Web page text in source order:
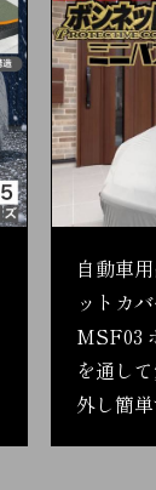
自動車
ットカ
MSF03
を通し
外し簡